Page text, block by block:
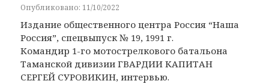
Опубликовано: 11/10/2022
Издание общественного центра Россия “Наша
Россия”, спецвыпуск № 19, 1991 г.
Командир 1-го мотострелкового батальона
Таманской дивизии ГВАРДИИ КАПИТАН
СЕРГЕЙ СУРОВИКИН, интервью.